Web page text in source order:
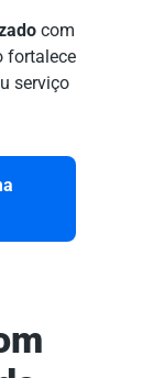
com
fortalece
serviço